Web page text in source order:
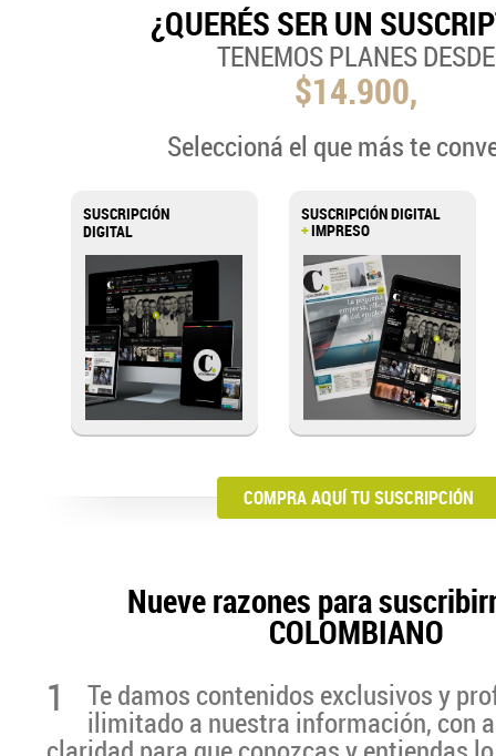
¿QUERÉS SER UN
TENEMOS PLANES DESDE
$14.900,
Seleccioná el que más te
SUSCRIPCIÓN
DIGITAL
SUSCRIPCIÓN DIGITAL
+IMPRESO
COMPRA AQUÍ TU SUSCRIPCIÓN
Nueve razones para
COLOMBIANO
1 Te damos contenidos exclusivos y
ilimitado a nuestra información, con